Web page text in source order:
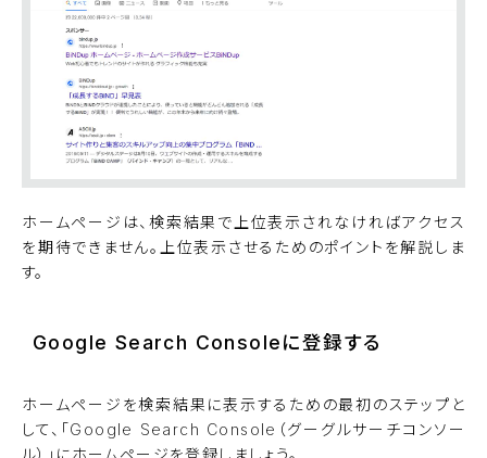
ホームページは、検索結果で上位表示されなければアクセス
を期待できません。上位表示させるためのポイントを解説しま
す。
Google Search Consoleに登録する
ホームページを検索結果に表示するための最初のステップと
して、「Google Search Console （グーグルサーチコンソー
ル）」にホームページを登録しましょう。